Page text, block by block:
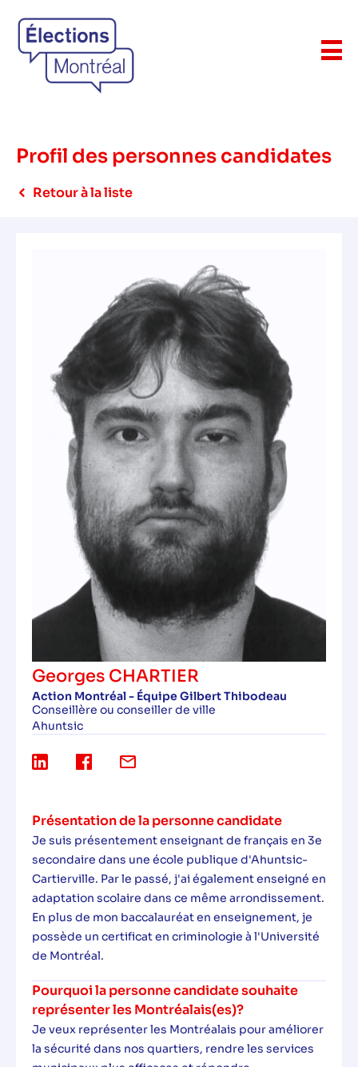
Profil des personnes candidates
Retour à la liste
Georges CHARTIER
Action Montréal - Équipe Gilbert Thibodeau
Conseillère ou conseiller de ville
Ahuntsic
Présentation de la personne candidate
Je suis présentement enseignant de français en 3e
secondaire dans une école publique d'Ahuntsic-
Cartierville. Par le passé, j'ai également enseigné en
adaptation scolaire dans ce même arrondissement.
En plus de mon baccalauréat en enseignement, je
possède un certificat en criminologie à l'Université
de Montréal.
Pourquoi la personne candidate souhaite
représenter les Montréalais(es)?
Je veux représenter les Montréalais pour améliorer
la sécurité dans nos quartiers, rendre les services